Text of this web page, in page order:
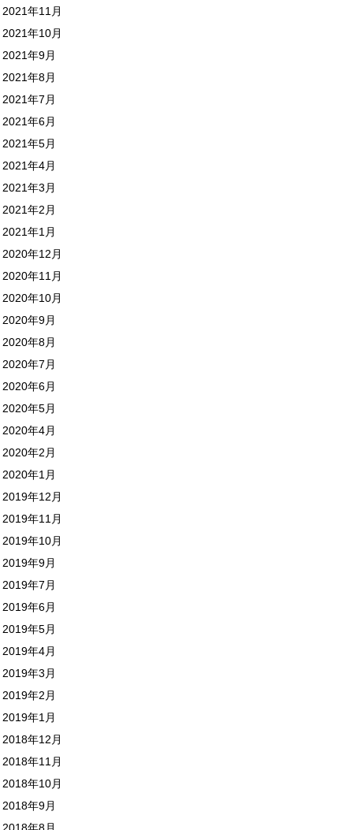
2021年11月
2021年10月
2021年9月
2021年8月
2021年7月
2021年6月
2021年5月
2021年4月
2021年3月
2021年2月
2021年1月
2020年12月
2020年11月
2020年10月
2020年9月
2020年8月
2020年7月
2020年6月
2020年5月
2020年4月
2020年2月
2020年1月
2019年12月
2019年11月
2019年10月
2019年9月
2019年7月
2019年6月
2019年5月
2019年4月
2019年3月
2019年2月
2019年1月
2018年12月
2018年11月
2018年10月
2018年9月